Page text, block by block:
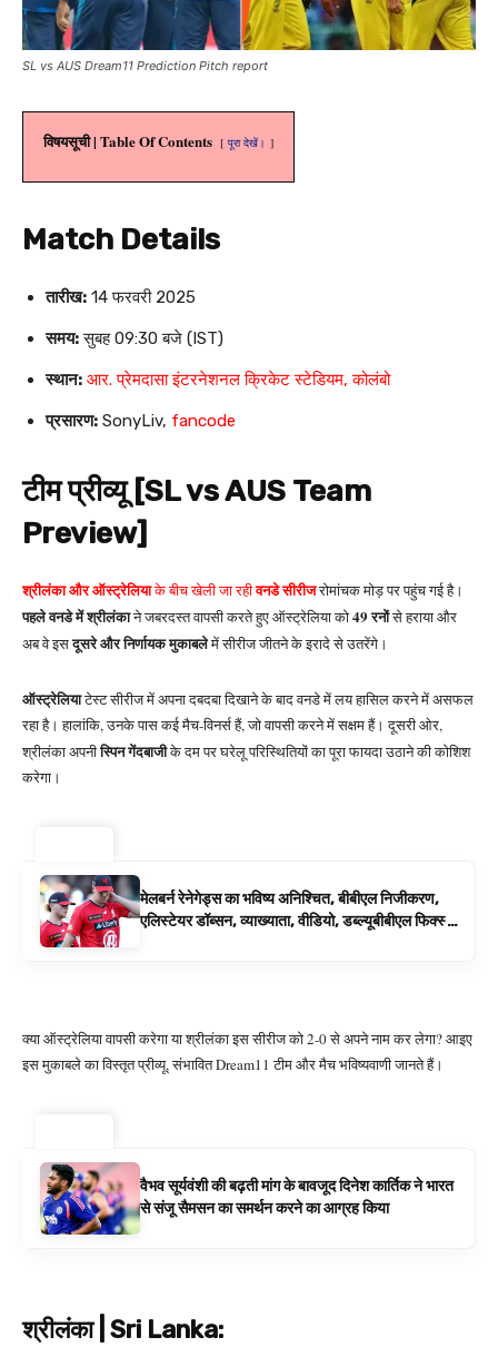
SL vs AUS Dream11 Prediction Pitch report
विषयसूची | Table Of Contents पूरा देखें।
Match Details
तारीख: 14 फरवरी 2025
समय:सुबह 09:30 बजे (IST)
स्थान: आर. प्रेमदासा इंटरनेशनल क्रिकेट स्टेडियम, कोलंबो
प्रसारण: SonyLiv, fancode
टीम प्रीव्यू [SL vs AUS Team
Preview]
श्रीलंका और ऑस्ट्रेलियाके बीच खेली जा रहीवनडे सीरीजरोमांचक मोड़ पर पहुंच गई है।
पहले वनडे में श्रीलंकाने जबरदस्त वापसी करते हुए ऑस्ट्रेलिया को49 रनोंसे हराया और
अब वे इसदूसरे और निर्णायक मुकाबलेमें सीरीज जीतने के इरादे से उतरेंगे।
ऑस्ट्रेलियाटेस्ट सीरीज में अपना दबदबा दिखाने के बाद वनडे में लय हासिल करने में असफल
रहा है। हालांकि, उनके पास कई मैच-विनर्स हैं, जो वापसी करने में सक्षम हैं। दूसरी ओर,
श्रीलंका अपनीस्पिन गेंदबाजीके दम पर घरेलू परिस्थितियों का पूरा फायदा उठाने की कोशिश
करेगा।
मेलबर्न रेनेगेड्स का भविष्य अनिश्चित, बीबीएल निजीकरण,
एलिस्टेयर डॉब्सन, व्याख्याता, वीडियो, डब्ल्यूबीबीएल फिक्स्चर
क्या ऑस्ट्रेलिया वापसी करेगा या श्रीलंका इस सीरीज को 2-0 से अपने नाम कर लेगा? आइए
इस मुकाबले का विस्तृत प्रीव्यू, संभावित Dream11 टीम और मैच भविष्यवाणी जानते हैं।
वैभव सूर्यवंशी की बढ़ती मांग के बावजूद दिनेश कार्तिक ने भारत
से संजू सैमसन का समर्थन करने का आग्रह किया
श्रीलंका | Sri Lanka: